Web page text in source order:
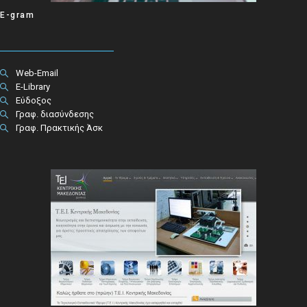
E-gram
Web-Email
E-Library
Εύδοξος
Γραφ. διασύνδεσης
Γραφ. Πρακτικής Άσκ